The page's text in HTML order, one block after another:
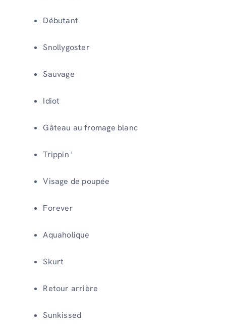
Débutant
Snollygoster
Sauvage
Idiot
Gâteau au fromage blanc
Trippin '
Visage de poupée
Forever
Aquaholique
Skurt
Retour arrière
Sunkissed